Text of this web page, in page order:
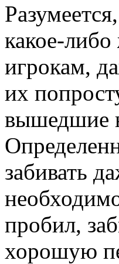
какое-либо
игрокам,
их
вышедшие
забивать
пробил,
хорошую